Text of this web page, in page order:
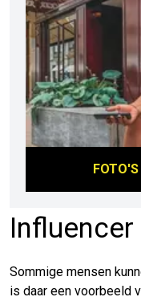
Sommige mensen
is daar een voorbeeld
FOTO'S